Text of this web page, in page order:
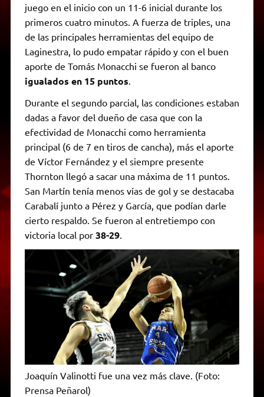
juego en el inicio con un 11-6 inicial durante los
primeros cuatro minutos. A fuerza de triples, una
de las principales herramientas del equipo de
Laginestra, lo pudo empatar rápido y con el buen
aporte de Tomás Monacchi se fueron al banco
igualados en 15 puntos
Durante el segundo parcial, las condiciones estaban
dadas a favor del dueño de casa que con la
efectividad de Monacchi como herramienta
principal (6 de 7 en tiros de cancha), más el aporte
de Víctor Fernández y el siempre presente
Thornton llegó a sacar una máxima de 11 puntos.
San Martín tenía menos vías de gol y se destacaba
Carabalí junto a Pérez y García, que podían darle
cierto respaldo. Se fueron al entretiempo con
victoria local por 38-29.
Joaquín Valinotti fue una vez más clave. (Foto:
Prensa Peñarol)